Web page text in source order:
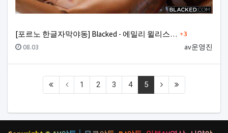
[포르노 한글자막야동] Blacked - 에밀리 윌리스… 댓글
3
등록자
av운영진
등록일
08.03
1 2 3 4 5(current)